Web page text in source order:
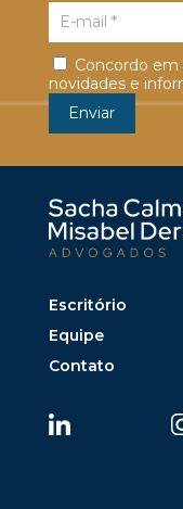
Concordo
novidades e
Escritório
Equipe
Contato